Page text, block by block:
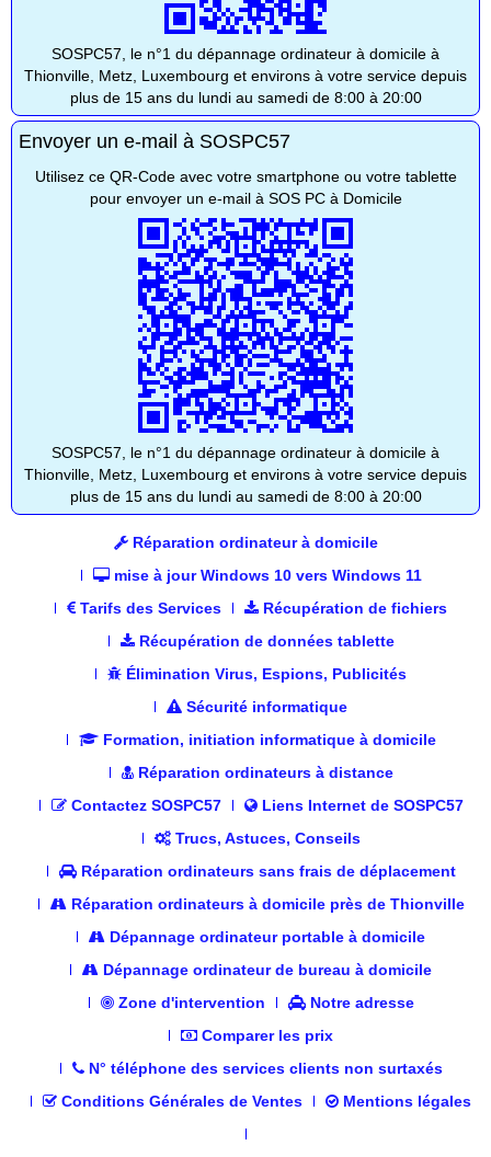
SOSPC57, le n°1 du dépannage ordinateur à domicile à
Thionville, Metz, Luxembourg et environs à votre service depuis
plus de 15 ans du lundi au samedi de 8:00 à 20:00
Envoyer un e-mail à SOSPC57
Utilisez ce QR-Code avec votre smartphone ou votre tablette
pour envoyer un e-mail à SOS PC à Domicile
SOSPC57, le n°1 du dépannage ordinateur à domicile à
Thionville, Metz, Luxembourg et environs à votre service depuis
plus de 15 ans du lundi au samedi de 8:00 à 20:00
Réparation ordinateur à domicile
mise à jour Windows 10 vers Windows 11
Tarifs des Services
Récupération de fichiers
Récupération de données tablette
Élimination Virus, Espions, Publicités
Sécurité informatique
Formation, initiation informatique à domicile
Réparation ordinateurs à distance
Contactez SOSPC57
Liens Internet de SOSPC57
Trucs, Astuces, Conseils
Réparation ordinateurs sans frais de déplacement
Réparation ordinateurs à domicile près de Thionville
Dépannage ordinateur portable à domicile
Dépannage ordinateur de bureau à domicile
Zone d'intervention
Notre adresse
Comparer les prix
N° téléphone des services clients non surtaxés
Conditions Générales de Ventes
Mentions légales